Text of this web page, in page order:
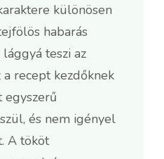
különösen
habarás
teszi az
recept kezdőknek
egyszerű
és nem igényel
A tököt